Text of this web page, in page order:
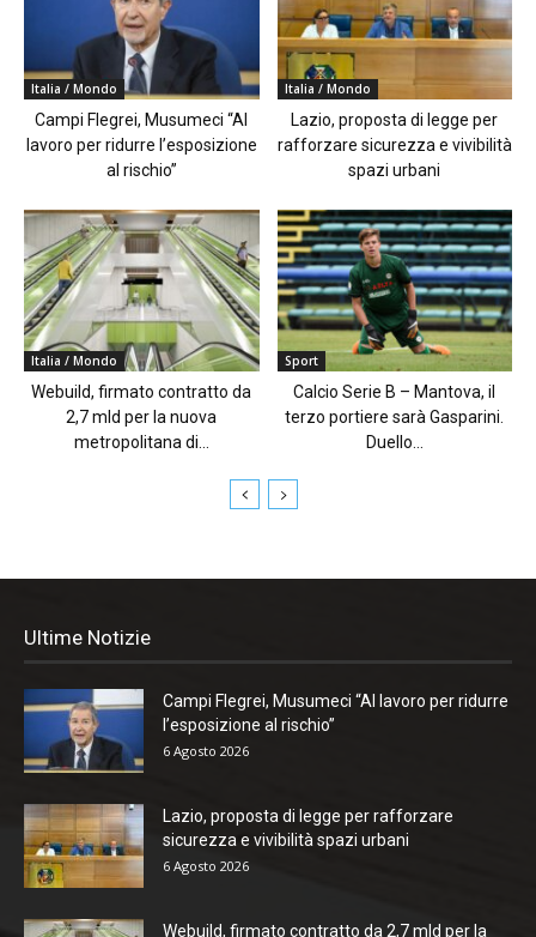
Italia / Mondo
Campi Flegrei, Musumeci “Al
lavoro per ridurre l’esposizione
al rischio”
Italia / Mondo
Lazio, proposta di legge per
rafforzare sicurezza e vivibilità
spazi urbani
Italia / Mondo
Webuild, firmato contratto da
2,7 mld per la nuova
metropolitana di...
Sport
Calcio Serie B – Mantova, il
terzo portiere sarà Gasparini.
Duello...
Ultime Notizie
Campi Flegrei, Musumeci “Al lavoro per ridurre
l’esposizione al rischio”
6 Agosto 2026
Lazio, proposta di legge per rafforzare
sicurezza e vivibilità spazi urbani
6 Agosto 2026
Webuild, firmato contratto da 2,7 mld per la